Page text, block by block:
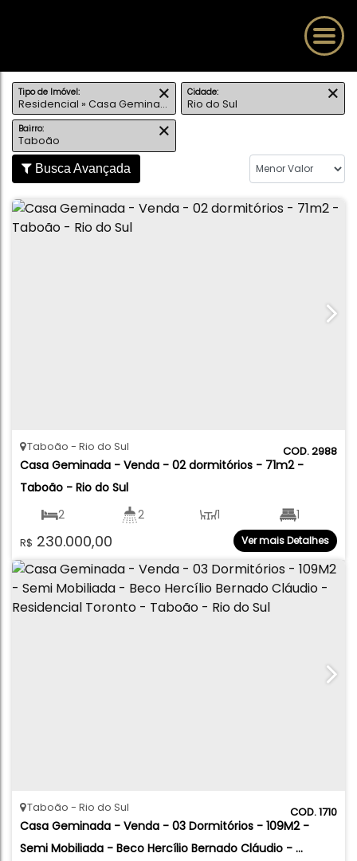
Tipo de Imóvel:
Residencial » Casa Geminada - Sobrado
Cidade:
Rio do Sul
Bairro:
Taboão
Busca Avançada
2988
Casa Geminada - Venda - 02 dormitórios - 71m2 -
Taboão - Rio do Sul
R$ 230.000,00
Taboão Rio do Sul
2 2 1 1
1 71.00m²
150 .00m²
Ver mais Detalhes
1710
Casa Geminada - Venda - 03 Dormitórios - 109M2 -
Semi Mobiliada - Beco Hercílio Bernado Cláudio -
Taboão Rio do Sul